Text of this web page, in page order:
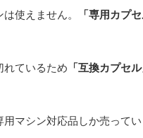
使えません。 「専用カプ
れているため 「互換カプセル
マシン対応品しか売って